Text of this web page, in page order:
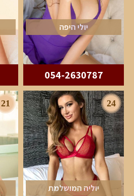
יולי היפה
054-2630787
24
יוליה המושלמת
21